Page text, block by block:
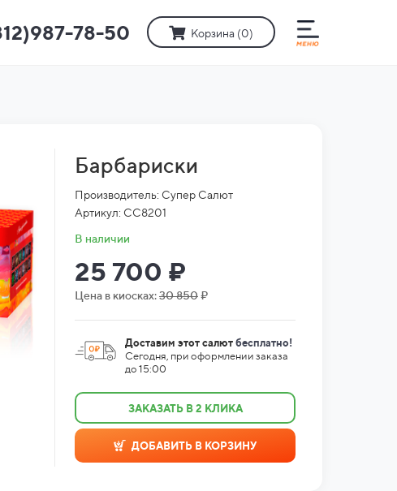
78-50 Корзина (0)
Барбариски
Производитель: Супер Салют
Артикул: СС8201
В наличии
25 700 ₽
Цена в киосках:30 850₽
Доставим этот салют бесплатно!
Сегодня, при оформлении заказа
до 15:00
ЗАКАЗАТЬ В 2 КЛИКА
ДОБАВИТЬ В КОРЗИНУ